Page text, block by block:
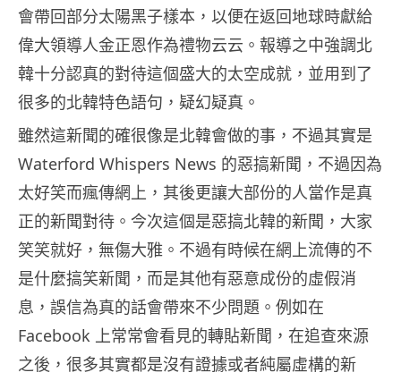
會帶回部分太陽黑子樣本，以便在返回地球時獻給
偉大領導人金正恩作為禮物云云。報導之中強調北
韓十分認真的對待這個盛大的太空成就，並用到了
很多的北韓特色語句，疑幻疑真。
雖然這新聞的確很像是北韓會做的事，不過其實是
Waterford Whispers News 的惡搞新聞，不過因為
太好笑而瘋傳網上，其後更讓大部份的人當作是真
正的新聞對待。今次這個是惡搞北韓的新聞，大家
笑笑就好，無傷大雅。不過有時候在網上流傳的不
是什麼搞笑新聞，而是其他有惡意成份的虛假消
息，誤信為真的話會帶來不少問題。例如在
Facebook 上常常會看見的轉貼新聞，在追查來源
之後，很多其實都是沒有證據或者純屬虛構的新